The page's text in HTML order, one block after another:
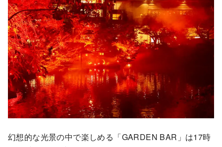
幻想的な光景の中で楽しめる「GARDEN BAR」は17時